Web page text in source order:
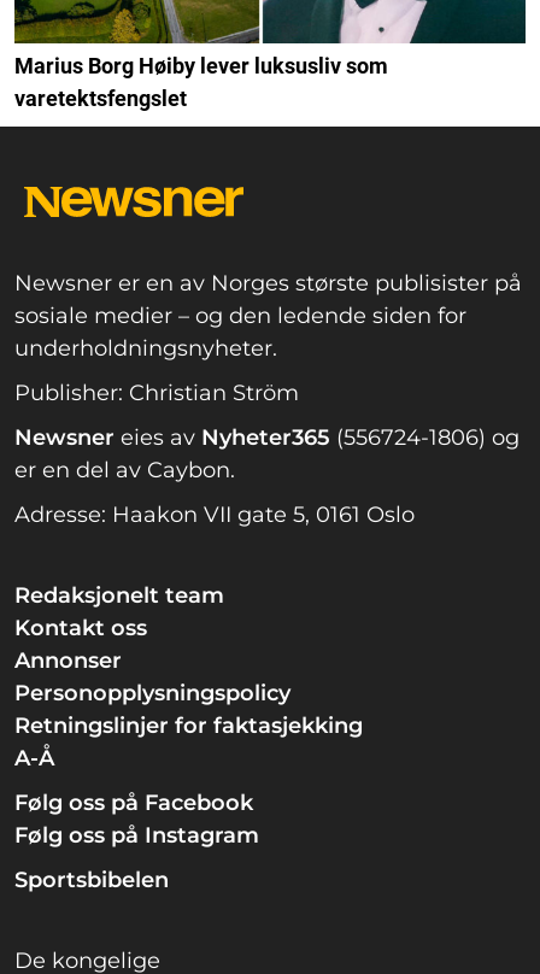
Marius Borg Høiby lever luksusliv som
varetektsfengslet
Newsner er en av Norges største publisister på
sosiale medier – og den ledende siden for
underholdningsnyheter.
Publisher: Christian Ström
Newsner eies av Nyheter365 (556724-1806) og
er en del av Caybon.
Adresse: Haakon VII gate 5, 0161 Oslo
Redaksjonelt team
Kontakt oss
Annonser
Personopplysningspolicy
Retningslinjer for faktasjekking
A-Å
Følg oss på Facebook
Følg oss på Instagram
Sportsbibelen
De kongelige